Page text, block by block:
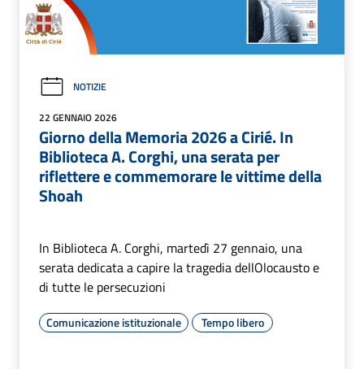
NOTIZIE
22 GENNAIO 2026
Giorno della Memoria 2026 a Cirié. In
Biblioteca A. Corghi, una serata per
riflettere e commemorare le vittime della
Shoah
In Biblioteca A. Corghi, martedì 27 gennaio, una
serata dedicata a capire la tragedia dellOlocausto e
di tutte le persecuzioni
Comunicazione istituzionale Tempo libero